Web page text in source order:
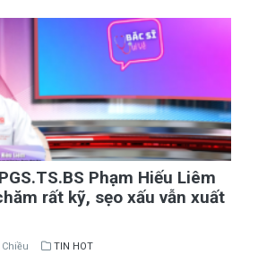
Phạm Hiếu Liêm
rất kỹ, sẹo xấu vẫn xuất
TIN HOT